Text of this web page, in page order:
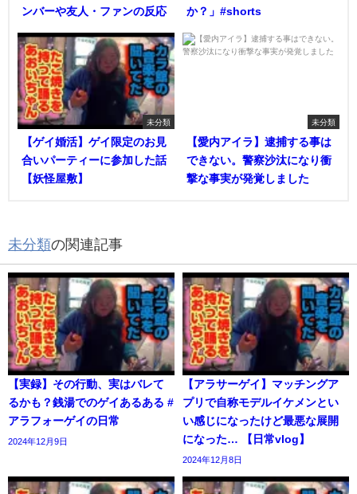
ンバーや友人・ファンの反応 か？」#shorts
未分類
【ゲイ婚活】ゲイ限定のお見
合いパーティーに参加した話
【妖怪屋敷】
未分類
【愛内アイラ】逮捕する事は
できない。警察沙汰になり衝
撃な事実が発覚しました
未分類の関連記事
【実録】その行動、実はバレて
るかも？銭湯でのゲイあるある #
アラフォーゲイの日常
2024年12月9日
【アラサーゲイ】マッチングア
プリで自称モデルイケメンとい
い感じになったけど最悪な展開
になった… 【日常vlog】
2024年12月8日